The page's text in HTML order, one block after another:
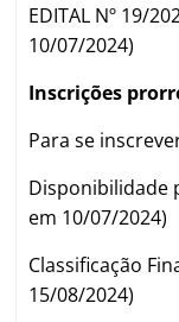
EDITAL Nº 19/
10/07/2024)
Inscrições
Para se
Disponibilidade
em 10/07/2024)
Classificação
15/08/2024)